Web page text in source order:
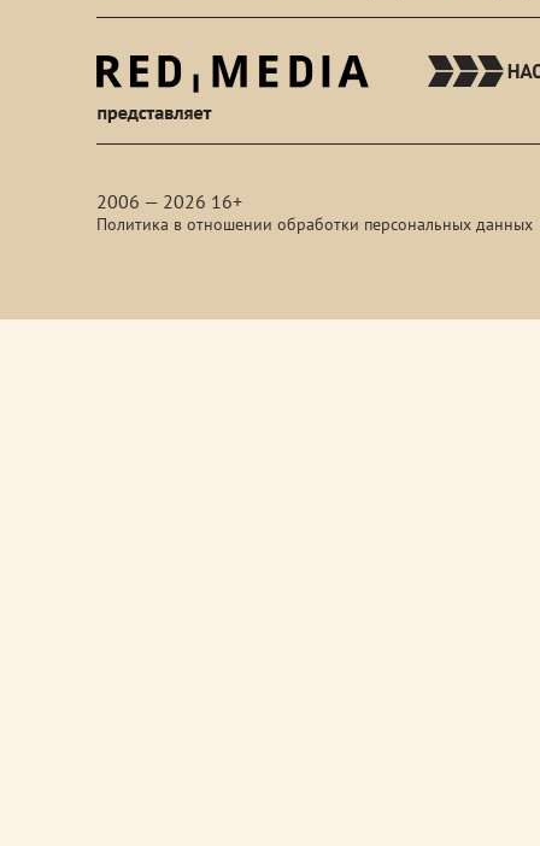
2006 — 2026 16+
Политика в отношении обработки персональных данных